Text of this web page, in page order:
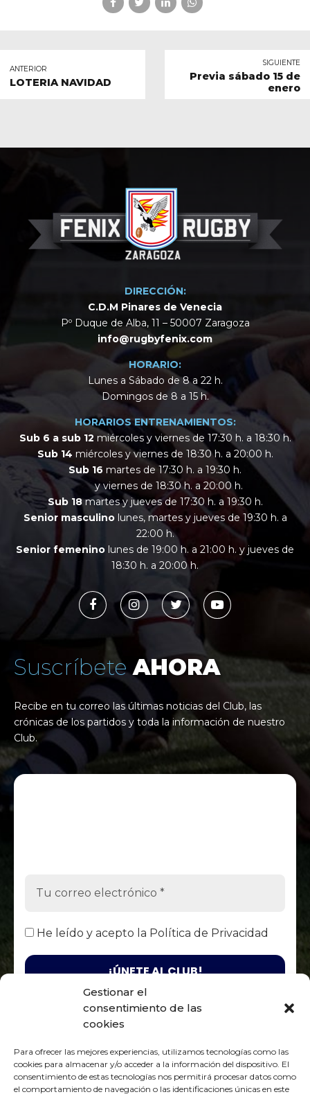
Gestionar el
consentimiento de las
cookies
Para ofrecer las mejores experiencias, utilizamos tecnologías como las
cookies para almacenar y/o acceder a la información del dispositivo. El
consentimiento de estas tecnologías nos permitirá procesar datos como
el comportamiento de navegación o las identificaciones únicas en este
ANTERIOR
LOTERIA NAVIDAD
SIGUIENTE
Previa sábado 15 de
enero
DIRECCIÓN:
C.D.M Pinares de Venecia
Pº Duque de Alba, 11 – 50007 Zaragoza
info@rugbyfenix.com
HORARIO:
Lunes a Sábado de 8 a 22 h.
Domingos de 8 a 15 h.
HORARIOS ENTRENAMIENTOS:
Sub 6 a sub 12 miércoles y viernes de 17:30 h. a 18:30 h.
Sub 14 miércoles y viernes de 18:30 h. a 20:00 h.
Sub 16 martes de 17:30 h. a 19:30 h.
y viernes de 18:30 h. a 20:00 h.
Sub 18martes y jueves de 17:30 h. a 19:30 h.
Senior masculino lunes, martes y jueves de 19:30 h. a
22:00 h.
Senior femenino lunes de 19:00 h. a 21:00 h. y jueves de
18:30 h. a 20:00 h.
SuscríbeteAHORA
Recibe en tu correo las últimas noticias del Club, las
crónicas de los partidos y toda la información de nuestro
Club.
He leído y acepto la Política de Privacidad
Responsable. Fénix Club Rugby Zaragoza / Finalidad. Enviarte
nuestras publicaciones y noticias / Legitimación. Tu
consentimiento / Destinatarios. Solo se realizan cesiones si existe
acceso, rectificación, limitación y suprimir los datos como se
indica en laPolítica de Privacidad